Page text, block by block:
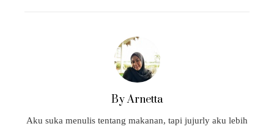
By Arnetta
Aku suka menulis tentang makanan, tapi jujurly aku lebih